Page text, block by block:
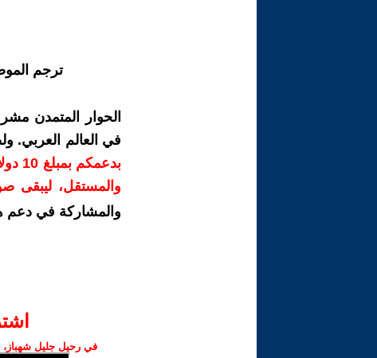
ترجم
الحوار المتمدن
في العالم العربي.
والمستقل، ليبقى
والمشاركة في دعم
في رحيل جليل شهباز،